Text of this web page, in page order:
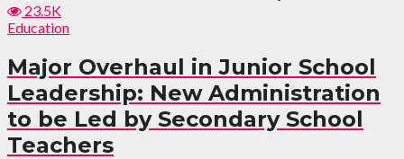
23.5K
Education
Major Overhaul in Junior School
Leadership: New Administration
to be Led by Secondary School
Teachers